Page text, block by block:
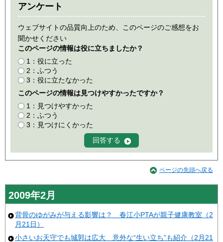
アンケート
ウェブサイトの品質向上のため、このページのご感想をお
聞かせください
このページの情報は役に立ちましたか？
1：役に立った
2：ふつう
3：役に立たなかった
このページの情報は見つけやすかったですか？
1：見つけやすかった
2：ふつう
3：見つけにくかった
ページの先頭へ戻る
2009年2月
背骨のゆがみが与える影響は？ 春江小PTAが親子健康教室（2
月21日）
小さいお天守でも城郭は広大 意外な“生い立ち”も紹介（2月21